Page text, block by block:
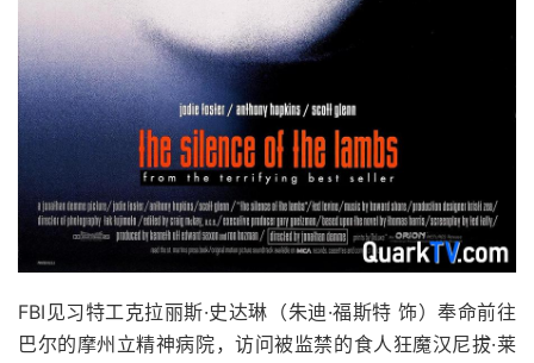
FBI见习特工克拉丽斯·史达琳（朱迪·福斯特 饰）奉命前往
巴尔的摩州立精神病院，访问被监禁的食人狂魔汉尼拔·莱